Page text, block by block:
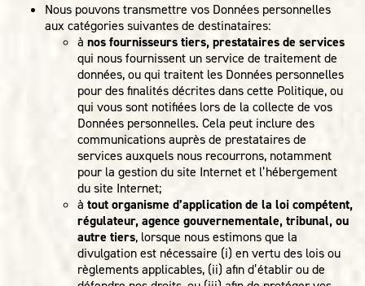
Nous pouvons transmettre vos Données personnelles
aux catégories suivantes de destinataires:
à nos fournisseurs tiers, prestataires de services
qui nous fournissent un service de traitement de
données, ou qui traitent les Données personnelles
pour des finalités décrites dans cette Politique, ou
qui vous sont notifiées lors de la collecte de vos
Données personnelles. Cela peut inclure des
communications auprès de prestataires de
services auxquels nous recourrons, notamment
pour la gestion du site Internet et l’hébergement
du site Internet;
à tout organisme d’application de la loi compétent,
régulateur, agence gouvernementale, tribunal, ou
autre tiers, lorsque nous estimons que la
divulgation est nécessaire (i) en vertu des lois ou
règlements applicables, (ii) afin d’établir ou de